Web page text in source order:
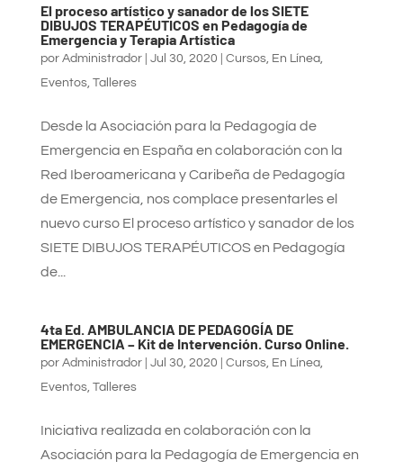
El proceso artístico y sanador de los SIETE
DIBUJOS TERAPÉUTICOS en Pedagogía de
Emergencia y Terapia Artística
por Administrador| Jul 30, 2020 Cursos, En Línea,
Eventos, Talleres
Desde la Asociación para la Pedagogía de
Emergencia en España en colaboración con la
Red Iberoamericana y Caribeña de Pedagogía
de Emergencia, nos complace presentarles el
nuevo curso El proceso artístico y sanador de los
SIETE DIBUJOS TERAPÉUTICOS en Pedagogía
de...
4ta Ed. AMBULANCIA DE PEDAGOGÍA DE
EMERGENCIA – Kit de Intervención. Curso Online.
por Administrador| Jul 30, 2020 Cursos, En Línea,
Eventos, Talleres
Iniciativa realizada en colaboración con la
Asociación para la Pedagogía de Emergencia en